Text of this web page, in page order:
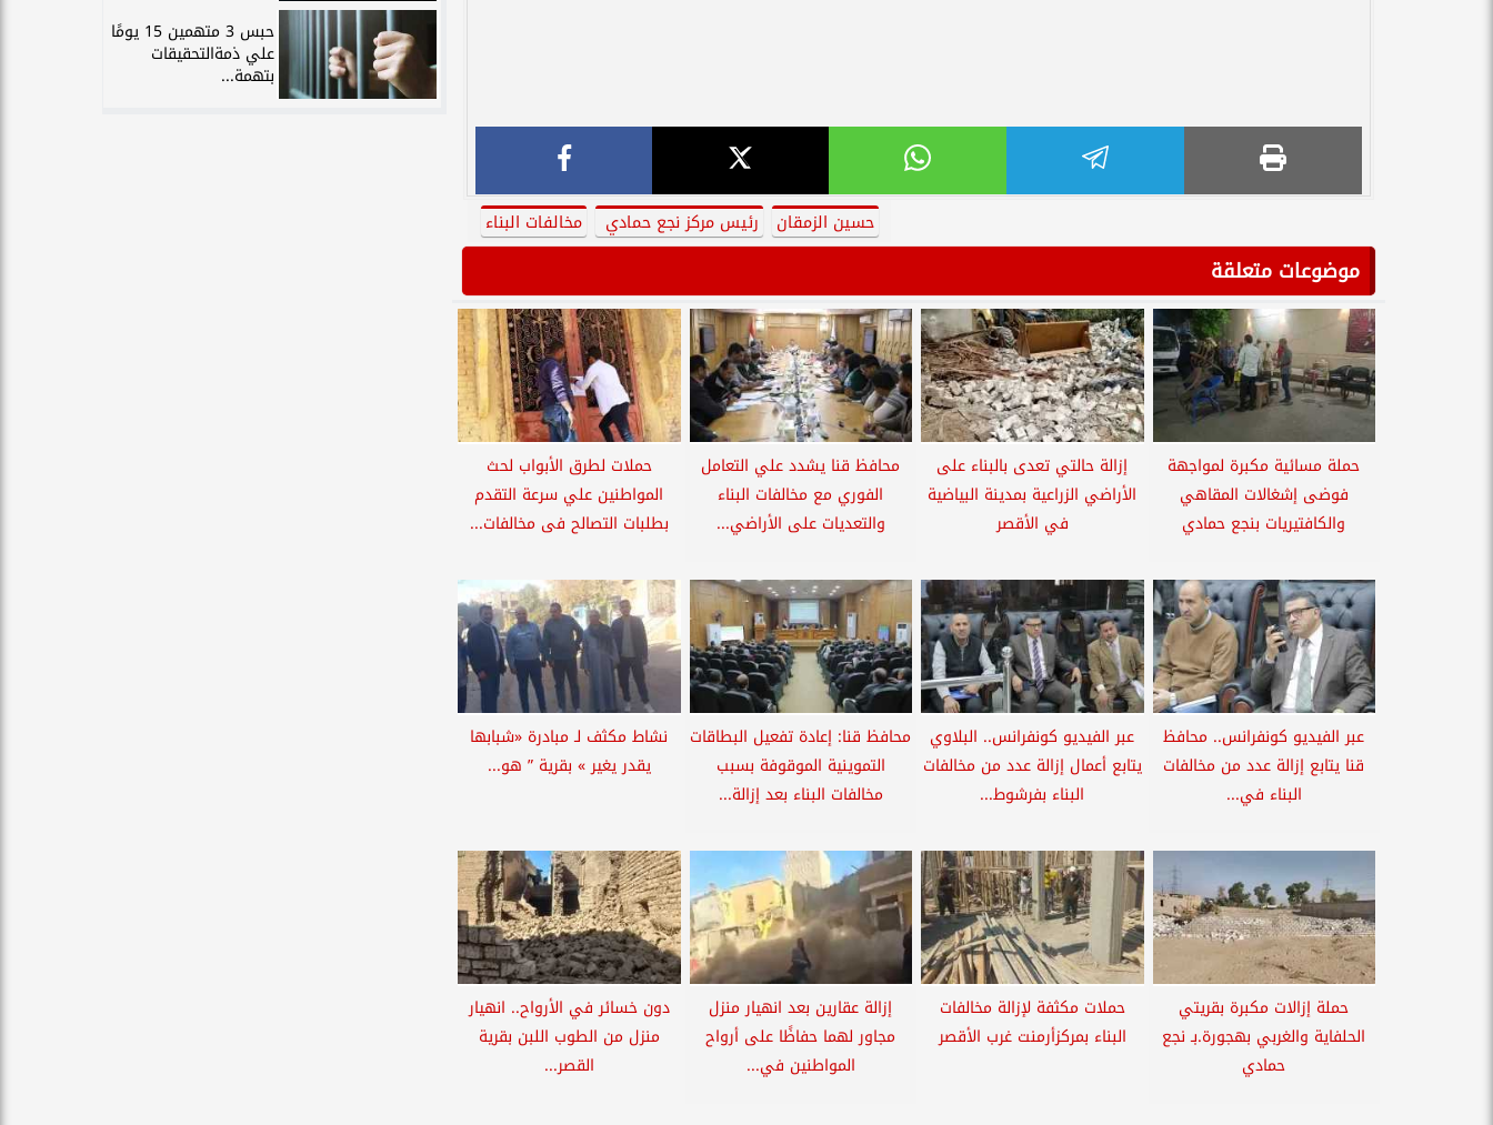
حسين الزمقان رئيس مركز نجع حمادي مخالفات البناء
موضوعات متعلقة
حملة مسائية مكبرة لمواجهة
فوضى إشغالات المقاهي
والكافتيريات بنجع حمادي
إزالة حالتي تعدى بالبناء على
الأراضي الزراعية بمدينة البياضية
في الأقصر
محافظ قنا يشدد علي التعامل
الفوري مع مخالفات البناء
والتعديات على الأراضي...
حملات لطرق الأبواب لحث
المواطنين علي سرعة التقدم
بطلبات التصالح فى مخالفات...
عبر الفيديو كونفرانس.. محافظ
قنا يتابع إزالة عدد من مخالفات
البناء في...
عبر الفيديو كونفرانس.. البلاوي
يتابع أعمال إزالة عدد من مخالفات
البناء بفرشوط...
محافظ قنا: إعادة تفعيل البطاقات
التموينية الموقوفة بسبب
مخالفات البناء بعد إزالة...
نشاط مكثف لـ مبادرة «شبابها
يقدر يغير » بقرية ” هو...
حملة إزالات مكبرة بقريتي
الحلفاية والغربي بهجورة.بـ نجع
حمادي
حملات مكثفة لإزالة مخالفات
البناء بمركزأرمنت غرب الأقصر
إزالة عقارين بعد انهيار منزل
مجاور لهما حفاظًا على أرواح
المواطنين في...
دون خسائر في الأرواح.. انهيار
منزل من الطوب اللبن بقرية
القصر...
حبس 3 متهمين 15 يومًا
علي ذمةالتحقيقات
بتهمة...